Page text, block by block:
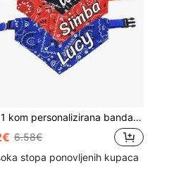
1 kom personalizirana bandana za psa s printom, prilagodljiva ogrlica za psa, krpa za slinu kućnog ljubimca, kostimirska ogrlica za male pse, šareni vintage slatki poklon za ljubimce za godišnjice, rođendane i jesenski ukras, razigran dizajn za ljubitelje kućnih ljubimaca
6.58€
stopa ponovljenih kupaca